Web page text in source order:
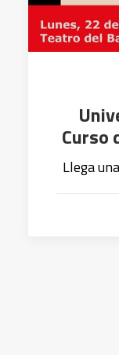
Curso
Llega